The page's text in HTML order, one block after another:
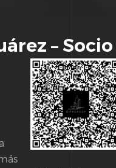
– Socio